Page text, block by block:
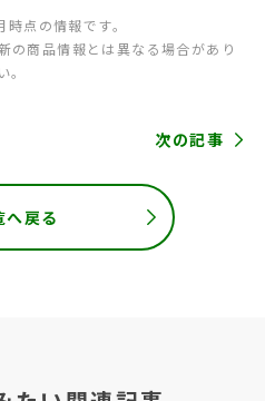
点の情報です。
の商品情報とは異なる場合があり
次の記事
へ戻る